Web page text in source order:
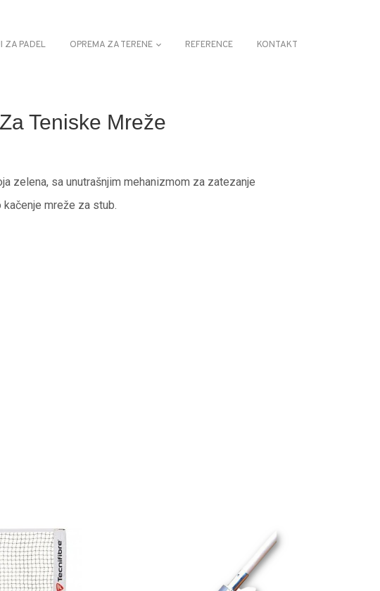
ZA PADEL OPREMA ZA TERENE REFERENCE KONTAKT
Teniske Mreže
zelena, sa unutrašnjim mehanizmom za zatezanje
mreže za stub.